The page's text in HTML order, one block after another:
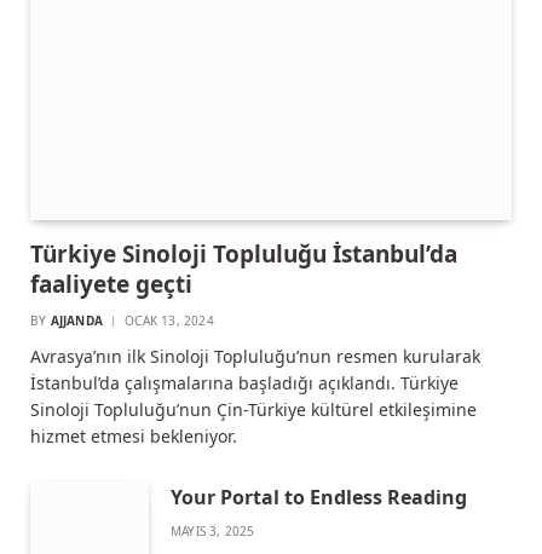
Türkiye Sinoloji Topluluğu İstanbul’da
faaliyete geçti
BY AJJANDA OCAK 13, 2024
Avrasya’nın ilk Sinoloji Topluluğu’nun resmen kurularak
İstanbul’da çalışmalarına başladığı açıklandı. Türkiye
Sinoloji Topluluğu’nun Çin-Türkiye kültürel etkileşimine
hizmet etmesi bekleniyor.
Your Portal to Endless Reading
MAYIS 3, 2025